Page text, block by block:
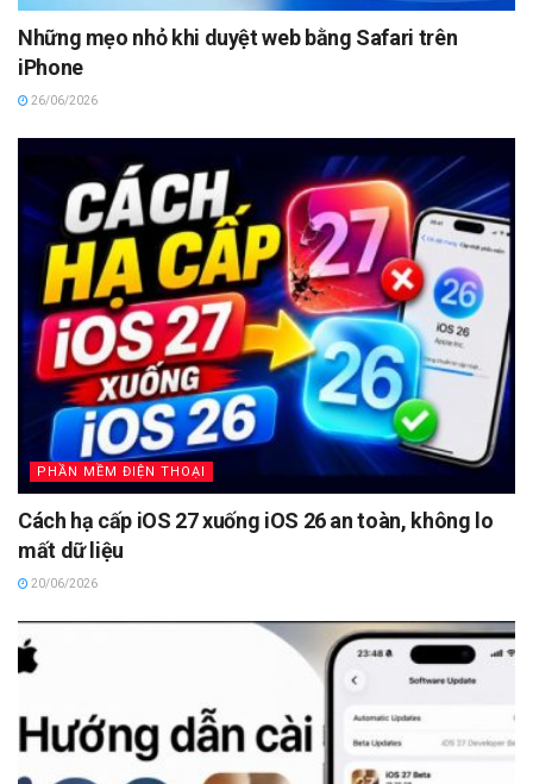
Những mẹo nhỏ khi duyệt web bằng Safari trên
iPhone
26/06/2026
PHẦN MỀM ĐIỆN THOẠI
Cách hạ cấp iOS 27 xuống iOS 26 an toàn, không lo
mất dữ liệu
20/06/2026